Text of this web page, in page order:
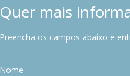
Quer mais
Preencha os campos abaixo e
Nome